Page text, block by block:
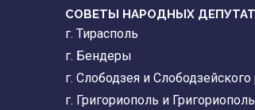
СОВЕТЫ НАРОДНЫХ
г. Тирасполь
г. Бендеры
г. Слободзея и Слободзейского
г. Григориополь и